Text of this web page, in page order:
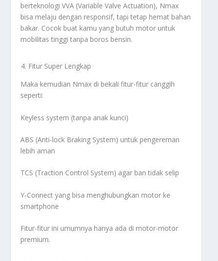
berteknologi VVA (Variable Valve Actuation), Nmax
bisa melaju dengan responsif, tapi tetap hemat bahan
bakar. Cocok buat kamu yang butuh motor untuk
mobilitas tinggi tanpa boros bensin.
Fitur Super Lengkap
Maka kemudian Nmax di bekali fitur-fitur canggih
seperti:
Keyless system (tanpa anak kunci)
ABS (Anti-lock Braking System) untuk pengereman
lebih aman
TCS (Traction Control System) agar ban tidak selip
Y-Connect yang bisa menghubungkan motor ke
smartphone
Fitur-fitur ini umumnya hanya ada di motor-motor
premium.